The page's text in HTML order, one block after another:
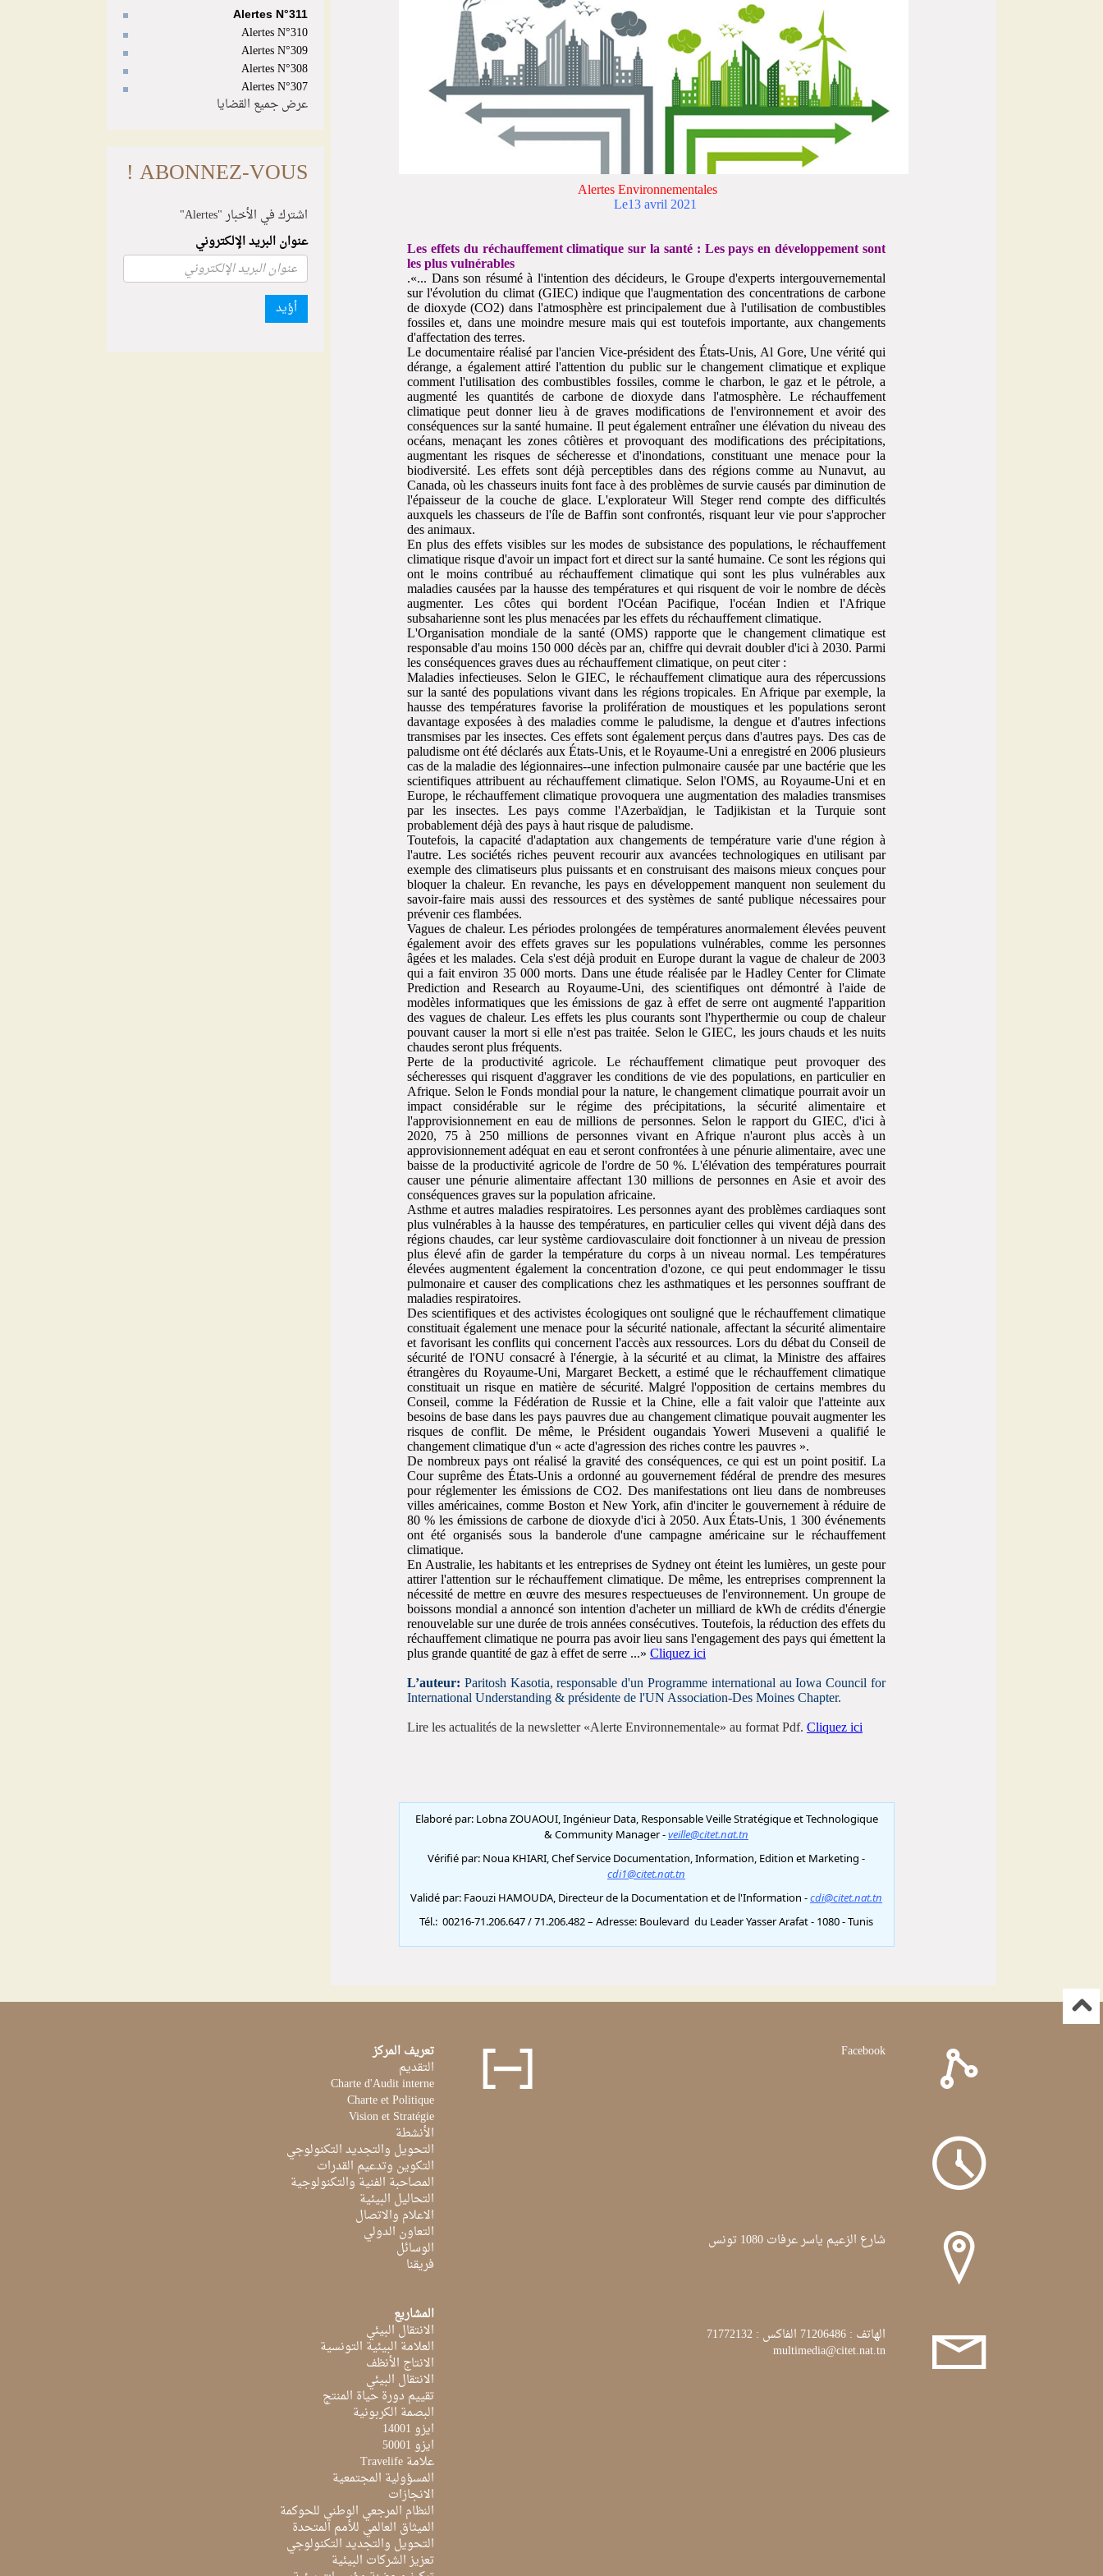
Alertes N°311
Alertes N°310
Alertes N°309
Alertes N°308
Alertes N°307
عرض جميع القضايا
ABONNEZ-VOUS !
اشترك في الأخبار "Alertes"
عنوان البريد الإلكتروني
أؤيد
Facebook
شارع الزعيم ياسر عرفات 1080 تونس
الهاتف : 71206486 الفاكس : 71772132
multimedia@citet.nat.tn
تعريف المركز
التقديم
Charte d'Audit interne
Charte et Politique
Vision et Stratégie
الأنشطة
التحويل والتجديد التكنولوجي
التكوين وتدعيم القدرات
المصاحبة الفنية والتكنولوجية
التحاليل البيئية
الاعلام والاتصال
التعاون الدولي
الوسائل
فريقنا
المشاريع
الانتقال البيئي
العلامة البيئية التونسية
الانتاج الأنظف
الانتقال البيئي
تقييم دورة حياة المنتج
البصمة الكربونية
ايزو 14001
ايزو 50001
علامة Travelife
المسؤولية المجتمعية
الانجازات
النظام المرجعي الوطني للحوكمة
الميثاق العالمي للأمم المتحدة
التحويل والتجديد التكنولوجي
تعزيز الشركات البيئية